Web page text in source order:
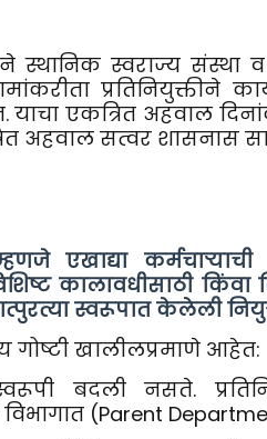
स्थानिक स्वराज्य संस्था
प्रतिनियुक्तीने
एकत्रित अहवाल
अहवाल सत्वर शासनास
एखाद्या
कालावधीसाठी किंवा
स्वरूपात केलेली
गोष्टी खालीलप्रमाणे आहेत:
बदली नसते.
विभागात (Parent